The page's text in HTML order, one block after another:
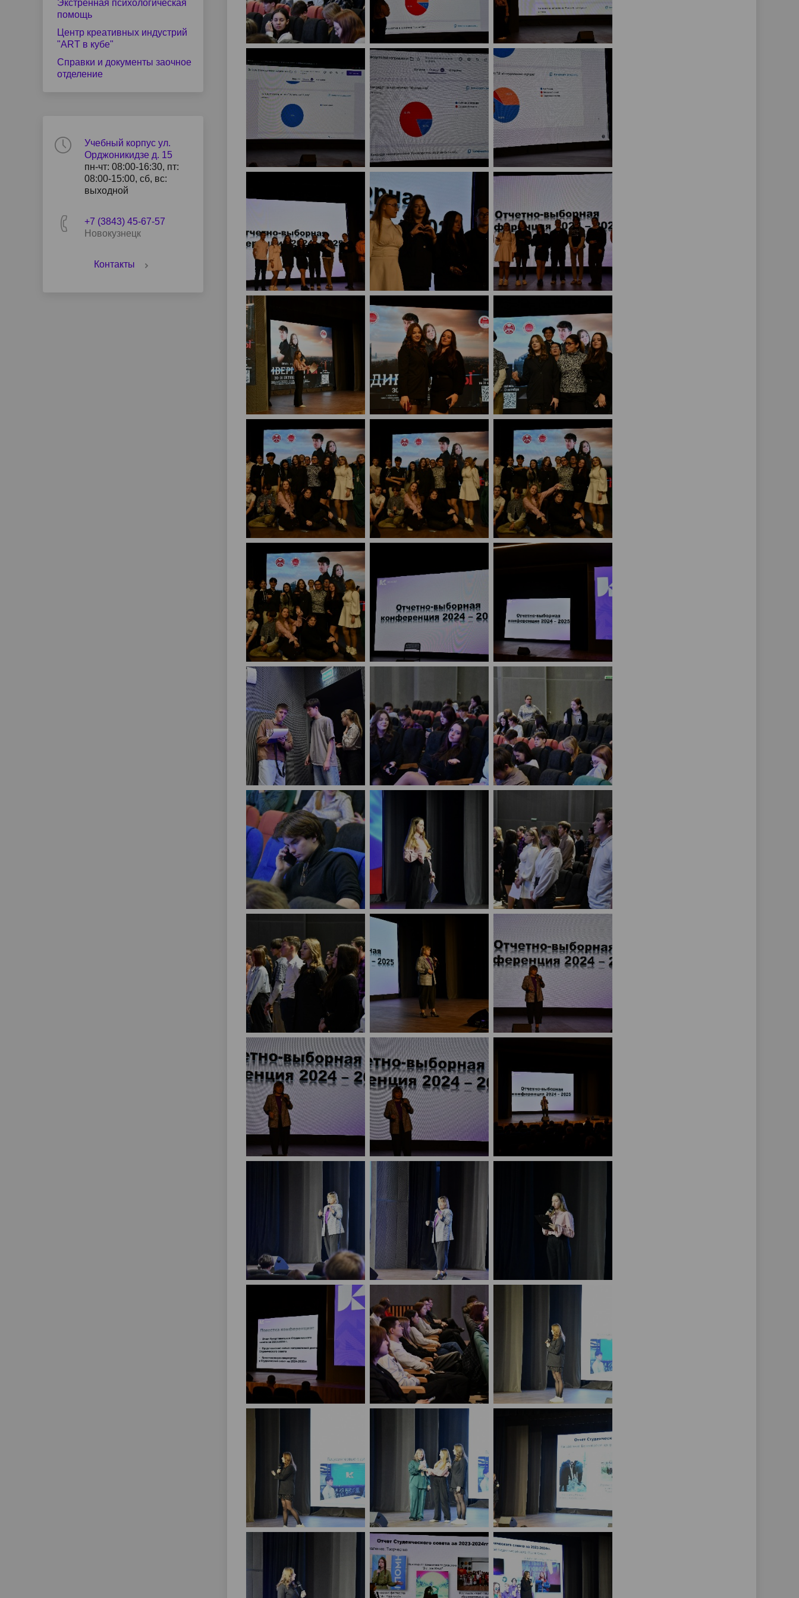
Экстренная психологическая
помощь
Центр креативных индустрий
"ART в кубе"
Справки и документы заочное
отделение
Учебный корпус ул.
Орджоникидзе д. 15
пн-чт: 08:00-16:30, пт:
08:00-15:00, сб, вс:
выходной
+7 (3843) 45-67-57
Новокузнецк
Контакты